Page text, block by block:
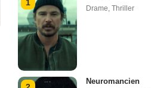
1
Drame Thriller
Neuromancien